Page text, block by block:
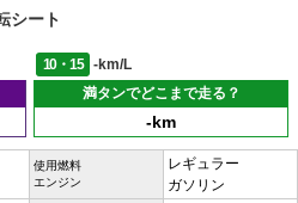
シート
10・15
-km/L
満タンでどこまで走る？
-km
使用燃料
エンジン
レギュラー
ガソリン